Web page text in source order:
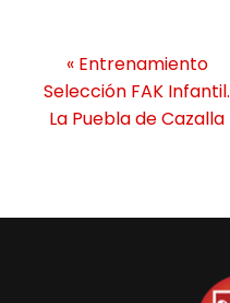
a
«Entrenamiento
Selección FAK Infantil.
La Puebla de Cazalla